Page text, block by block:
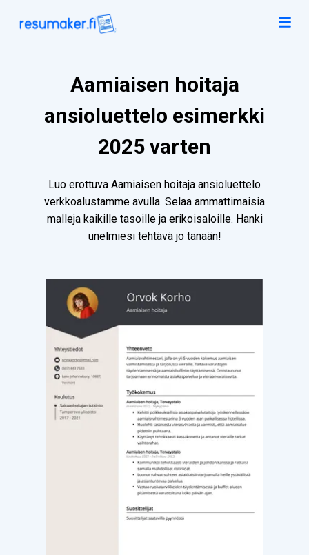
Aamiaisen hoitaja
ansioluettelo esimerkki
2025 varten
Luo erottuva Aamiaisen hoitaja ansioluettelo
verkkoalustamme avulla. Selaa ammattimaisia
malleja kaikille tasoille ja erikoisaloille. Hanki
unelmiesi tehtävä jo tänään!